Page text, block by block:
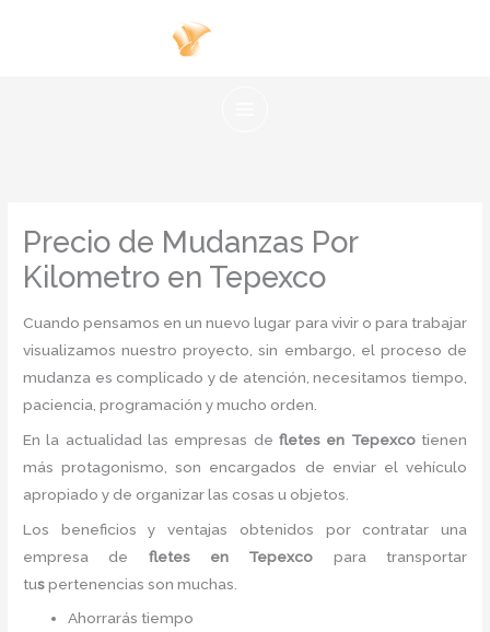
Precio de Mudanzas Por
Kilometro en Tepexco
Cuando pensamos en un nuevo lugar para vivir o para trabajar
visualizamos nuestro proyecto, sin embargo, el proceso de
mudanza es complicado y de atención, necesitamos tiempo,
paciencia, programación y mucho orden.
En la actualidad las empresas de fletes en Tepexco tienen
más protagonismo, son encargados de enviar el vehículo
apropiado y de organizar las cosas u objetos.
Los beneficios y ventajas obtenidos por contratar una
empresa de fletes en Tepexco para transportar
tuspertenencias son muchas.
Ahorrarás tiempo